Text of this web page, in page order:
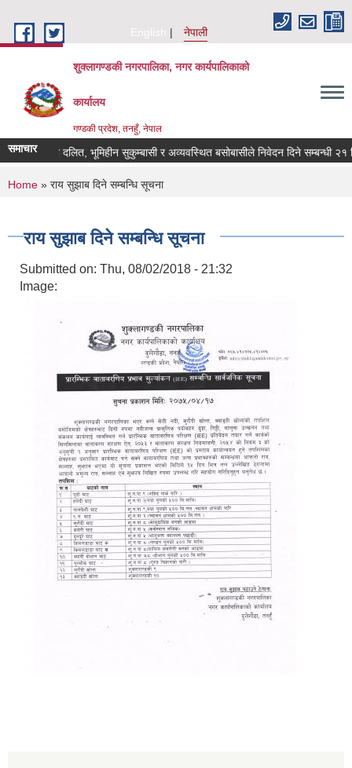
English
नेपाली
शुक्लागण्डकी नगरपालिका, नगर कार्यपालिकाको
कार्यालय
गण्डकी प्रदेश, तनहुँ, नेपाल
समाचार
भूमिहीन दलित, भूमिहीन सुकुम्बासी र अव्यवस्थित बसोबासीले निवेदन दिने सम्बन्धी २१
You are here
Home » राय सुझाब दिने सम्बन्धि सूचना
राय सुझाब दिने सम्बन्धि सूचना
Submitted on: Thu, 08/02/2018 - 21:32
Image: